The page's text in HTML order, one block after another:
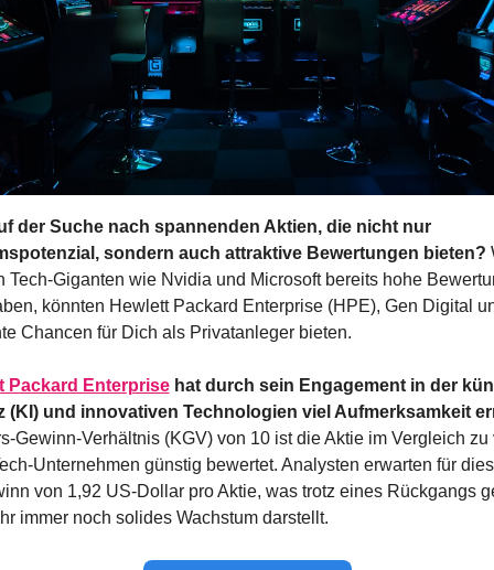
der Suche nach spannenden Aktien, die nicht nur
sondern auch attraktive Bewertungen bieten?
Tech-Giganten wie Nvidia und Microsoft bereits hohe
könnten Hewlett Packard Enterprise (HPE), Gen Digital
Chancen für Dich als Privatanleger bieten.
Packard Enterprise hat durch sein Engagement in der
(KI) und innovativen Technologien viel Aufmerksamkeit
Gewinn-Verhältnis (KGV) von 10 ist die Aktie im Vergleich zu
Unternehmen günstig bewertet. Analysten erwarten für
von 1,92 US-Dollar pro Aktie, was trotz eines Rückgangs
immer noch solides Wachstum darstellt.